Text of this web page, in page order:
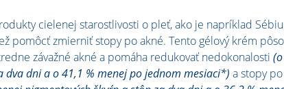
cielenej starostlivosti o pleť, ako je napríklad
pomôcť zmierniť stopy po akné. Tento gélový krém
závažné akné a pomáha redukovať nedokonalosti
dva dni a o 41,1 % menej po jednom mesiaci*) a stopy